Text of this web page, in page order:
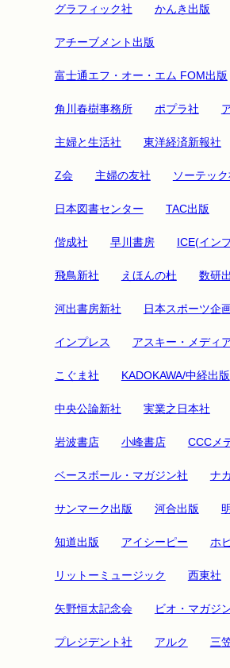
グラフィック社 かんき出版
アチーブメント出版
富士通エフ・オー・エム FOM出版
角川春樹事務所 ポプラ社
主婦と生活社 東洋経済新報社
Z会 主婦の友社 ソーテッ
日本図書センター TAC出版
偕成社 早川書房 ICE(イン
飛鳥新社 えほんの杜 数研
河出書房新社 日本スポーツ企
インプレス アスキー・メディ
こぐま社 KADOKAWA/中経出版
中央公論新社 実業之日本社
岩波書店 小峰書店 CCCメ
ベースボール・マガジン社 ナ
サンマーク出版 河合出版
知道出版 アイシーピー ホ
リットーミュージック 西東社
矢野恒太記念会 ビオ・マガジ
プレジデント社 アルク 三